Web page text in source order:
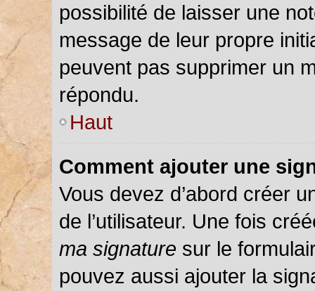
possibilité de laisser une
message de leur propre
peuvent pas supprimer un
répondu.
Haut
Comment ajouter une
Vous devez d’abord créer
de l’utilisateur. Une fois
ma signature sur le
pouvez aussi ajouter la